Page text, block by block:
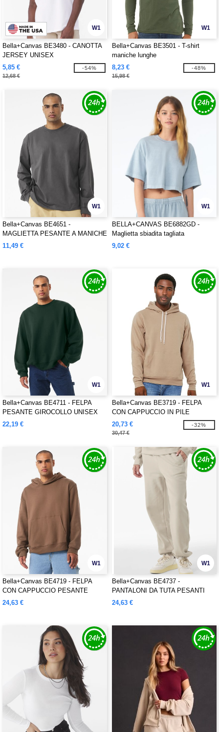
W1
Bella+Canvas BE3480 - CANOTTA
JERSEY UNISEX
5,85 €
12,68 €
-54%
W1
Bella+Canvas BE3501 - T-shirt
maniche lunghe
8,23 €
15,98 €
-48%
W1
Bella+Canvas BE4651 -
MAGLIETTA PESANTE A MANICHE
LUNGHE UNISEX
11,49 €
W1
BELLA+CANVAS BE6882GD -
Maglietta sbiadita tagliata
9,02 €
W1
Bella+Canvas BE4711 - FELPA
PESANTE GIROCOLLO UNISEX
22,19 €
W1
Bella+Canvas BE3719 - FELPA
CON CAPPUCCIO IN PILE
POLICOTONE UNISEX
20,73 €
30,47 €
-32%
W1
Bella+Canvas BE4719 - FELPA
CON CAPPUCCIO PESANTE
UNISEX
24,63 €
W1
Bella+Canvas BE4737 -
PANTALONI DA TUTA PESANTI
UNISEX
24,63 €